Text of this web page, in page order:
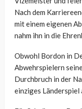
Nach dem
mit einem eigenen
nahm ihn in die
Obwohl Bordon in
Abwehrspielern
Durchbruch in der
einziges